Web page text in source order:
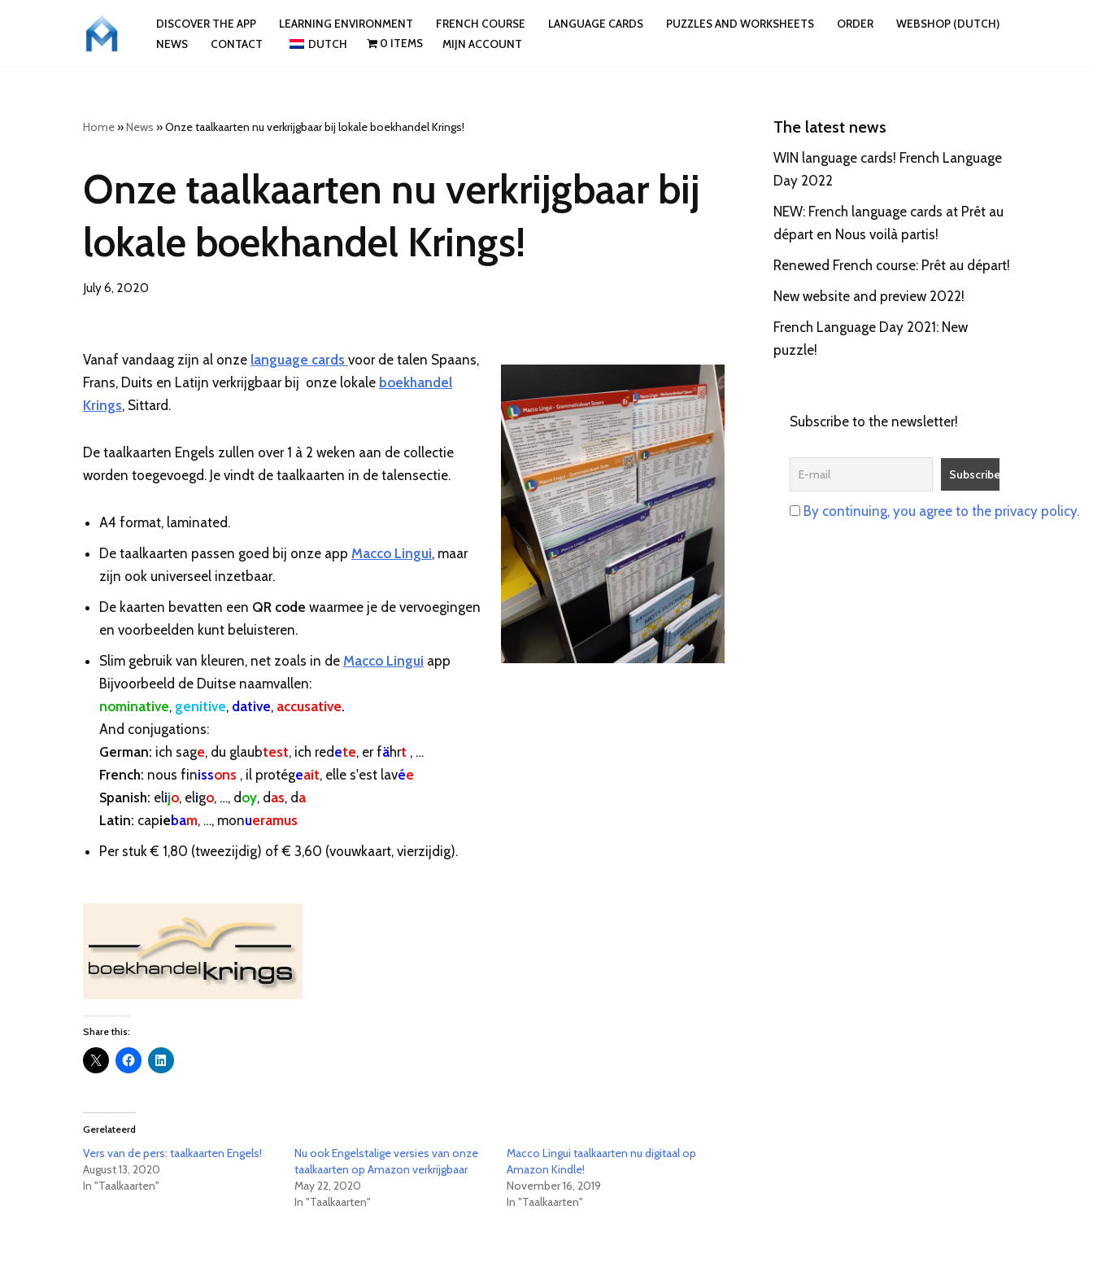
DISCOVER THE APP LEARNING ENVIRONMENT FRENCH COURSE LANGUAGE CARDS PUZZLES AND WORKSHEETS ORDER
WEBSHOP (DUTCH)
NEWS
CONTACT DUTCH 0 ITEMS MIJN ACCOUNT
Home»News »Onze taalkaarten nu verkrijgbaar bij lokale boekhandel Krings!
Onze taalkaarten nu verkrijgbaar bij
lokale boekhandel Krings!
July 6, 2020
Vanaf vandaag zijn al onze language cards voor de talen Spaans,
Frans, Duits en Latijn verkrijgbaar bij onze lokale boekhandel
Krings, Sittard.
De taalkaarten Engels zullen over 1 à 2 weken aan de collectie
worden toegevoegd. Je vindt de taalkaarten in de talensectie.
A4 format, laminated.
De taalkaarten passen goed bij onze app Macco Lingui, maar
zijn ook universeel inzetbaar.
De kaarten bevatten een QR code waarmee je de vervoegingen
en voorbeelden kunt beluisteren.
Slim gebruik van kleuren, net zoals in de Macco Lingui app
Bijvoorbeeld de Duitse naamvallen:
nominative, genitive, dative, accusative.
And conjugations:
German: ich sage, du glaubtest, ich redete, er fährt , …
French: nous finissons , il protégeait, elle s'est lavée
Spanish: elijo, eligo, …, doy, das, da
Latin: capiebam, …, monueramus
Per stuk € 1,80 (tweezijdig) of € 3,60 (vouwkaart, vierzijdig).
Share this:
Gerelateerd
Vers van de pers: taalkaarten Engels!
August 13, 2020
In "Taalkaarten"
Nu ook Engelstalige versies van onze
taalkaarten op Amazon verkrijgbaar
May 22, 2020
In "Taalkaarten"
Macco Lingui taalkaarten nu digitaal op
Amazon Kindle!
November 16, 2019
In "Taalkaarten"
The latest news
WIN language cards! French Language
Day 2022
NEW: French language cards at Prêt au
départ en Nous voilà partis!
Renewed French course: Prêt au départ!
New website and preview 2022!
French Language Day 2021: New
puzzle!
Subscribe to the newsletter!
By continuing, you agree to the privacy policy.